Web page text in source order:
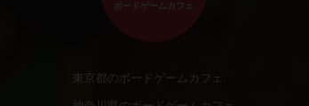
ボードゲームカフェ
東京都のボードゲームカフェ